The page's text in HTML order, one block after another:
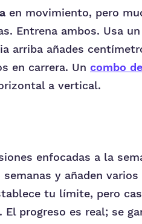
en movimiento, pero
Entrena ambos. Usa
arriba añades
en carrera. Un combo
a vertical.
enfocadas a la
y añaden varios
tu límite, pero
progreso es real; se